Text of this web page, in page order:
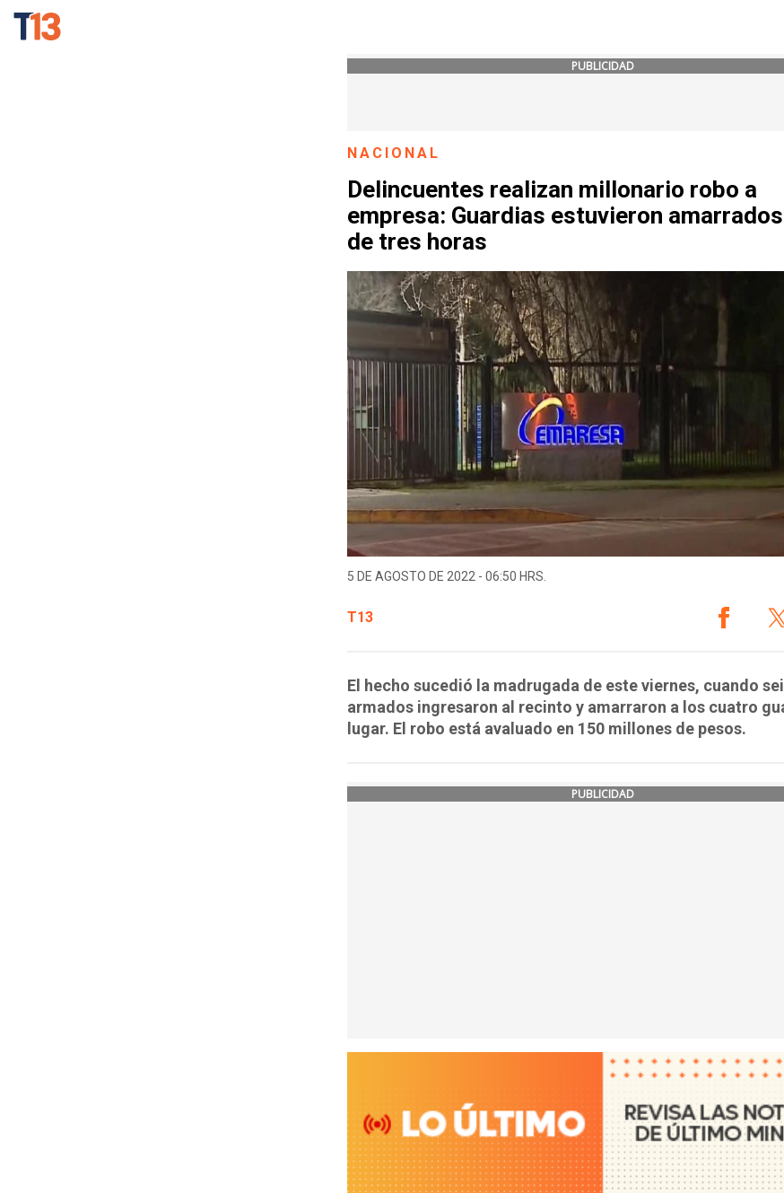
PUBLICIDAD
NACIONAL
Delincuentes realizan millonario robo a
empresa: Guardias estuvieron
de tres horas
5 DE AGOSTO DE 2022 - 06:50 HRS.
T13
El hecho sucedió la madrugada de este viernes, cuando
armados ingresaron al recinto y amarraron a los cuatro
lugar. El robo está avaluado en 150 millones de pesos.
PUBLICIDAD